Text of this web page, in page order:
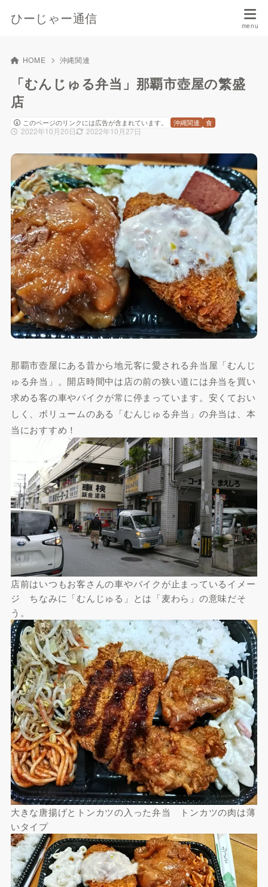
ひーじゃー通信
HOME 沖縄関連
「むんじゅる弁当」那覇市壺屋の繁盛
店
このページのリンクには広告が含まれています。
2022年10月20日 2022年10月27日
沖縄関連 食
那覇市壺屋にある昔から地元客に愛される弁当屋「むんじ
ゅる弁当」。開店時間中は店の前の狭い道には弁当を買い
求める客の車やバイクが常に停まっています。安くておい
しく、ボリュームのある「むんじゅる弁当」の弁当は、本
当におすすめ！
店前はいつもお客さんの車やバイクが止まっているイメー
ジ ちなみに「むんじゅる」とは「麦わら」の意味だそ
う。
大きな唐揚げとトンカツの入った弁当 トンカツの肉は薄
いタイプ